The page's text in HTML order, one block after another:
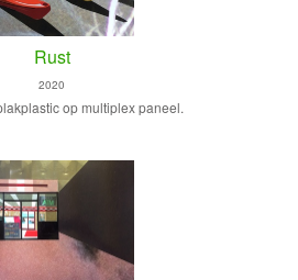
Rust
2020
op multiplex paneel.